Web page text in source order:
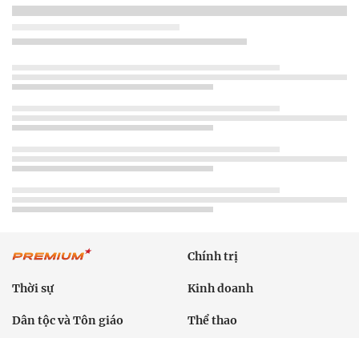
Chính trị
Thời sự Kinh doanh
Dân tộc và Tôn giáo Thể thao